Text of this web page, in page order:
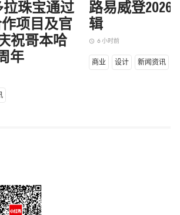
拉珠宝通过
作项目及官
祝哥本哈
年
路易威登2026
辑
access_time 6 小时前
商业 设计 新闻资讯